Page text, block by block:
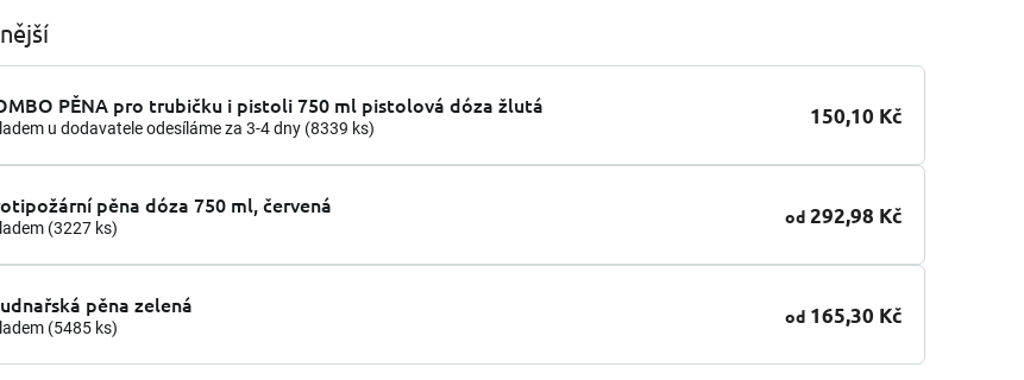
PĚNA pro trubičku i pistoli 750 ml pistolová dóza žlutá
u dodavatele odesíláme za 3-4 dny (8339 ks) 150,10 Kč
pěna dóza 750 ml, červená
(3227 ks)
od 292,98 Kč
pěna zelená
(5485 ks)
od 165,30 Kč